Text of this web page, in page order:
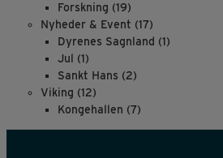
Forskning (19)
Nyheder & Event (17)
Dyrenes Sagnland (1)
Jul (1)
Sankt Hans (2)
Viking (12)
Kongehallen (7)